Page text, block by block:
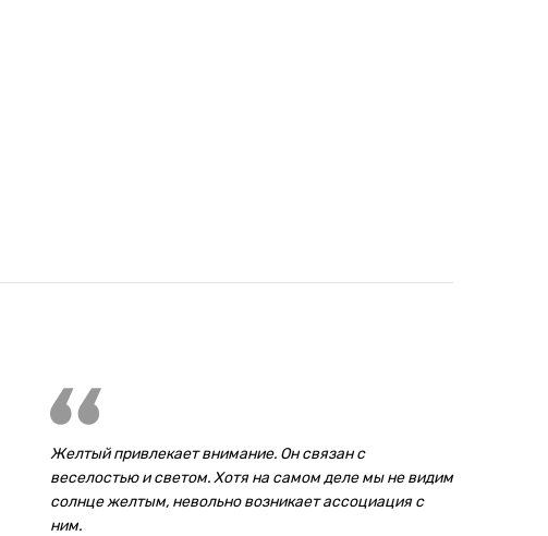
Желтый привлекает внимание. Он связан с
веселостью и светом. Хотя на самом деле мы не видим
солнце желтым, невольно возникает ассоциация с
ним.